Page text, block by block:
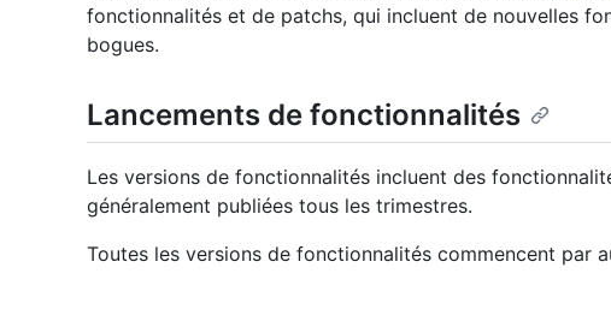
fonctionnalités et de patchs, qui incluent de nouvelles
bogues.
Lancements de fonctionnalités
Les versions de fonctionnalités incluent des
généralement publiées tous les trimestres.
Toutes les versions de fonctionnalités commencent par